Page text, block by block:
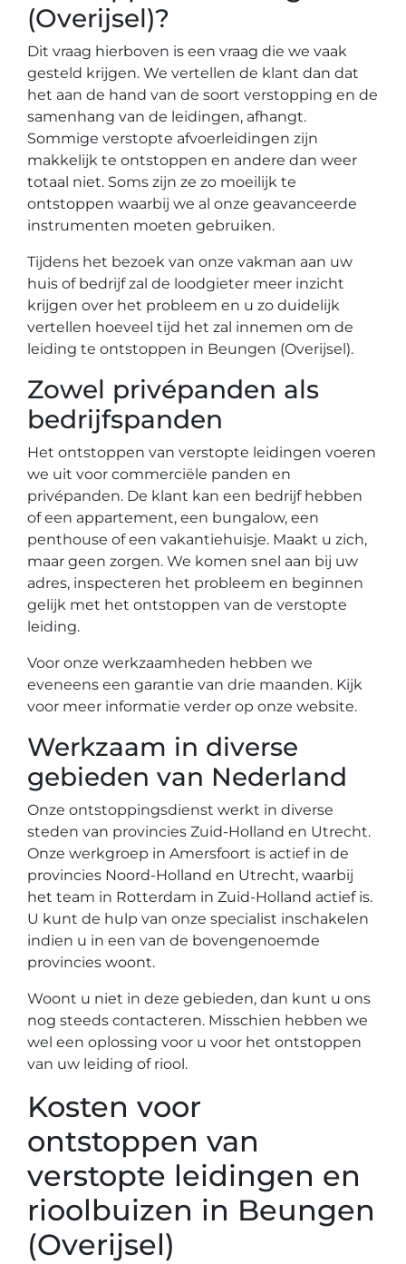
(Overijsel)?
Dit vraag hierboven is een vraag die we vaak
gesteld krijgen. We vertellen de klant dan dat
het aan de hand van de soort verstopping en de
samenhang van de leidingen, afhangt.
Sommige verstopte afvoerleidingen zijn
makkelijk te ontstoppen en andere dan weer
totaal niet. Soms zijn ze zo moeilijk te
ontstoppen waarbij we al onze geavanceerde
instrumenten moeten gebruiken.
Tijdens het bezoek van onze vakman aan uw
huis of bedrijf zal de loodgieter meer inzicht
krijgen over het probleem en u zo duidelijk
vertellen hoeveel tijd het zal innemen om de
leiding te ontstoppen in Beungen (Overijsel).
Zowel privépanden als
bedrijfspanden
Het ontstoppen van verstopte leidingen voeren
we uit voor commerciële panden en
privépanden. De klant kan een bedrijf hebben
of een appartement, een bungalow, een
penthouse of een vakantiehuisje. Maakt u zich,
maar geen zorgen. We komen snel aan bij uw
adres, inspecteren het probleem en beginnen
gelijk met het ontstoppen van de verstopte
leiding.
Voor onze werkzaamheden hebben we
eveneens een garantie van drie maanden. Kijk
voor meer informatie verder op onze website.
Werkzaam in diverse
gebieden van Nederland
Onze ontstoppingsdienst werkt in diverse
steden van provincies Zuid-Holland en Utrecht.
Onze werkgroep in Amersfoort is actief in de
provincies Noord-Holland en Utrecht, waarbij
het team in Rotterdam in Zuid-Holland actief is.
U kunt de hulp van onze specialist inschakelen
indien u in een van de bovengenoemde
provincies woont.
Woont u niet in deze gebieden, dan kunt u ons
nog steeds contacteren. Misschien hebben we
wel een oplossing voor u voor het ontstoppen
van uw leiding of riool.
Kosten voor
ontstoppen van
verstopte leidingen en
rioolbuizen in Beungen
(Overijsel)